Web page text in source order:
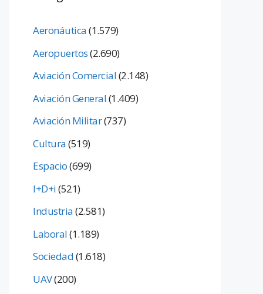
Aeronáutica(1.579)
Aeropuertos(2.690)
Aviación Comercial(2.148)
Aviación General(1.409)
Aviación Militar(737)
Cultura(519)
Espacio(699)
I+D+i(521)
Industria(2.581)
Laboral(1.189)
Sociedad(1.618)
UAV(200)